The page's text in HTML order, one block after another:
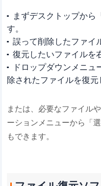
まずデスクトップから
す。
誤って削除したファイ
復元したいファイルを
ドロップダウンメニュ
除されたファイルを復元
または、必要なファイル
ーションメニューから「
もできます。